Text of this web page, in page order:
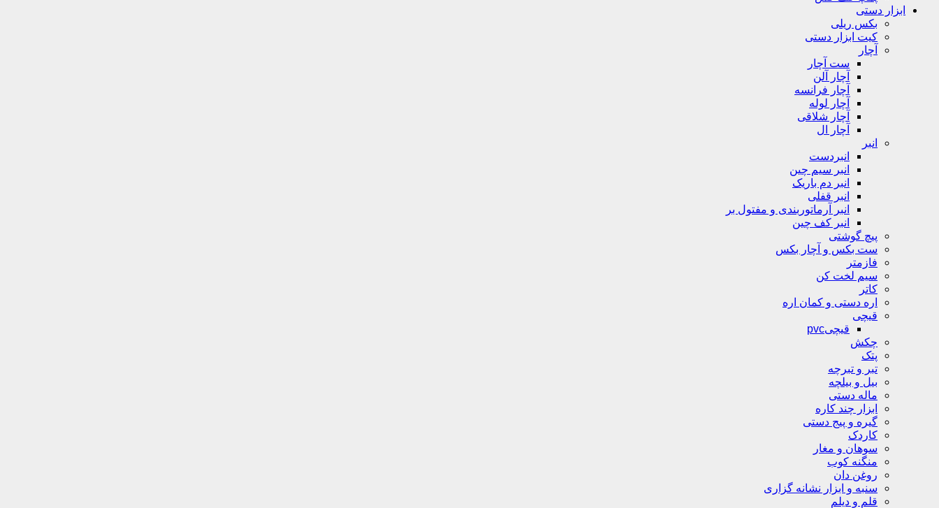
ابزار دستی
بکس ریلی
کیت ابزار دستی
آچار
ست آچار
آچار آلن
آچار فرانسه
آچار لوله
آچار شلاقی
آچار ال
انبر
انبردست
انبر سیم چین
انبر دم باریک
انبر قفلی
انبر آرماتوربندی و مفتول بر
انبر کف چین
پیچ گوشتی
ست بکس و آچار بکس
فازمتر
سیم لخت کن
کاتر
اره دستی و کمان اره
قیچی
قیچیpvc
چکش
پتک
تبر و تبرچه
بیل و بیلچه
ماله دستی
ابزار چند کاره
گیره و پیج دستی
کاردک
سوهان و مغار
منگنه کوب
روغن دان
سنبه و ابزار نشانه گزاری
قلم و دیلم